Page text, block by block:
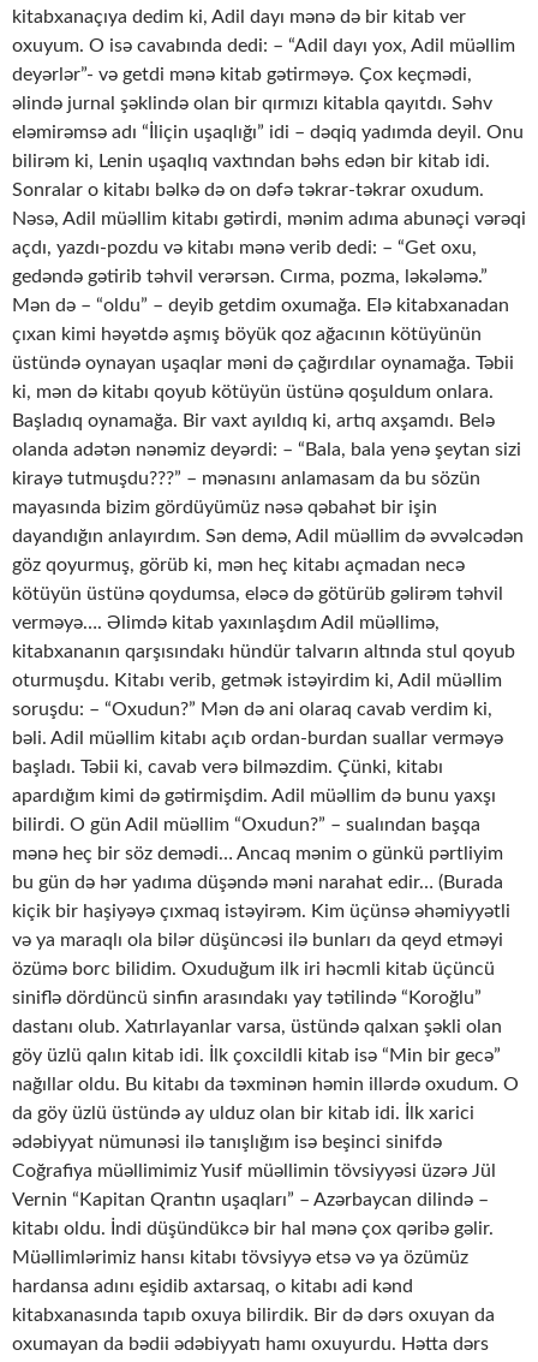
kitabxanaçıya dedim ki, Adil dayı mənə də bir kitab ver
oxuyum. O isə cavabında dedi: – “Adil dayı yox, Adil müəllim
deyərlər”- və getdi mənə kitab gətirməyə. Çox keçmədi,
əlində jurnal şəklində olan bir qırmızı kitabla qayıtdı. Səhv
eləmirəmsə adı “İliçin uşaqlığı” idi – dəqiq yadımda deyil. Onu
bilirəm ki, Lenin uşaqlıq vaxtından bəhs edən bir kitab idi.
Sonralar o kitabı bəlkə də on dəfə təkrar-təkrar oxudum.
Nəsə, Adil müəllim kitabı gətirdi, mənim adıma abunəçi vərəqi
açdı, yazdı-pozdu və kitabı mənə verib dedi: – “Get oxu,
gedəndə gətirib təhvil verərsən. Cırma, pozma, ləkələmə.”
Mən də – “oldu” – deyib getdim oxumağa. Elə kitabxanadan
çıxan kimi həyətdə aşmış böyük qoz ağacının kötüyünün
üstündə oynayan uşaqlar məni də çağırdılar oynamağa. Təbii
ki, mən də kitabı qoyub kötüyün üstünə qoşuldum onlara.
Başladıq oynamağa. Bir vaxt ayıldıq ki, artıq axşamdı. Belə
olanda adətən nənəmiz deyərdi: – “Bala, bala yenə şeytan sizi
kirayə tutmuşdu???” – mənasını anlamasam da bu sözün
mayasında bizim gördüyümüz nəsə qəbahət bir işin
dayandığın anlayırdım. Sən demə, Adil müəllim də əvvəlcədən
göz qoyurmuş, görüb ki, mən heç kitabı açmadan necə
kötüyün üstünə qoydumsa, eləcə də götürüb gəlirəm təhvil
verməyə…. Əlimdə kitab yaxınlaşdım Adil müəllimə,
kitabxananın qarşısındakı hündür talvarın altında stul qoyub
oturmuşdu. Kitabı verib, getmək istəyirdim ki, Adil müəllim
soruşdu: – “Oxudun?” Mən də ani olaraq cavab verdim ki,
bəli. Adil müəllim kitabı açıb ordan-burdan suallar verməyə
başladı. Təbii ki, cavab verə bilməzdim. Çünki, kitabı
apardığım kimi də gətirmişdim. Adil müəllim də bunu yaxşı
bilirdi. O gün Adil müəllim “Oxudun?” – sualından başqa
mənə heç bir söz demədi… Ancaq mənim o günkü pərtliyim
bu gün də hər yadıma düşəndə məni narahat edir… (Burada
kiçik bir haşiyəyə çıxmaq istəyirəm. Kim üçünsə əhəmiyyətli
və ya maraqlı ola bilər düşüncəsi ilə bunları da qeyd etməyi
özümə borc bilidim. Oxuduğum ilk iri həcmli kitab üçüncü
siniflə dördüncü sinfin arasındakı yay tətilində “Koroğlu”
dastanı olub. Xatırlayanlar varsa, üstündə qalxan şəkli olan
göy üzlü qalın kitab idi. İlk çoxcildli kitab isə “Min bir gecə”
nağıllar oldu. Bu kitabı da təxminən həmin illərdə oxudum. O
da göy üzlü üstündə ay ulduz olan bir kitab idi. İlk xarici
ədəbiyyat nümunəsi ilə tanışlığım isə beşinci sinifdə
Coğrafiya müəllimimiz Yusif müəllimin tövsiyyəsi üzərə Jül
Vernin “Kapitan Qrantın uşaqları” – Azərbaycan dilində –
kitabı oldu. İndi düşündükcə bir hal mənə çox qəribə gəlir.
Müəllimlərimiz hansı kitabı tövsiyyə etsə və ya özümüz
hardansa adını eşidib axtarsaq, o kitabı adi kənd
kitabxanasında tapıb oxuya bilirdik. Bir də dərs oxuyan da
oxumayan da bədii ədəbiyyatı hamı oxuyurdu. Hətta dərs